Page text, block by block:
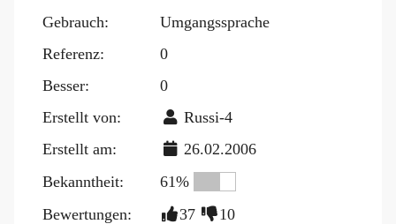
Gebrauch:
Umgangssprache
Referenz:
0
Besser:
0
Erstellt von:
Russi-4
Erstellt am:
26.02.2006
Bekanntheit:
61%
Bewertungen:
37 10